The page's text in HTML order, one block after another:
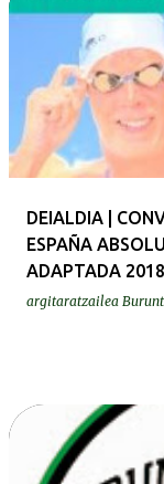
DEIALDIA |
ESPAÑA
ADAPTADA 2018
argitaratzailea